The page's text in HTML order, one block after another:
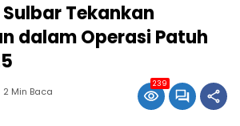
Tekankan
dalam Operasi Patuh
2 Min Baca
239